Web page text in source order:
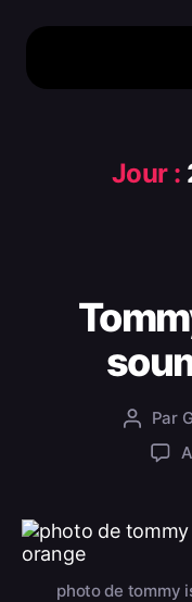
Jour :
Par
photo de tommy